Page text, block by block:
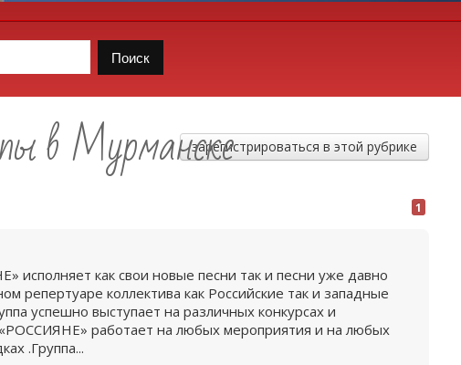
в Мурманскезарегистрироваться в этой рубрике
1
исполняет как свои новые песни так и песни уже давно
репертуаре коллектива как Российские так и западные
успешно выступает на различных конкурсах и
«РОССИЯНЕ» работает на любых мероприятия и на любых
.Группа...